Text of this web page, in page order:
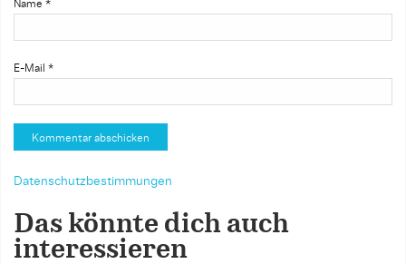
Name *
E-Mail *
Datenschutzbestimmungen
Das könnte dich auch
interessieren